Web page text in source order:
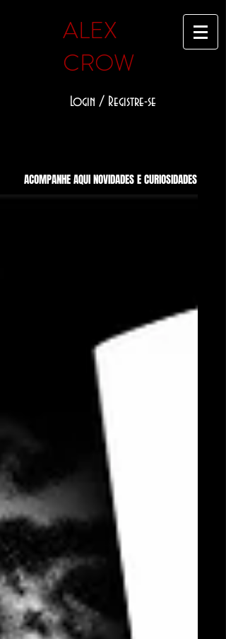
ALEX
CROW
Login / Registre-se
ACOMPANHE AQUI NOVIDADES E CURIOSIDADES